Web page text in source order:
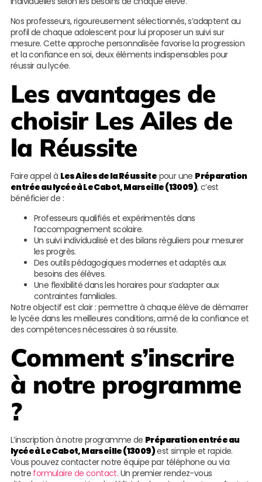
Nos professeurs, rigoureusement sélectionnés, s’adaptent au
profil de chaque adolescent pour lui proposer un suivi sur
mesure. Cette approche personnalisée favorise la progression
et la confiance en soi, deux éléments indispensables pour
réussir au lycée.
Les avantages de
choisir Les Ailes de
la Réussite
Faire appel à Les Ailes de la Réussite pour une Préparation
entrée au lycée à Le Cabot, Marseille (13009), c’est
bénéficier de :
Professeurs qualifiés et expérimentés dans
l’accompagnement scolaire.
Un suivi individualisé et des bilans réguliers pour mesurer
les progrès.
Des outils pédagogiques modernes et adaptés aux
besoins des élèves.
Une flexibilité dans les horaires pour s’adapter aux
contraintes familiales.
Notre objectif est clair : permettre à chaque élève de démarrer
le lycée dans les meilleures conditions, armé de la confiance et
des compétences nécessaires à sa réussite.
Comment s’inscrire
à notre programme
?
L’inscription à notre programme de Préparation entrée au
lycée à Le Cabot, Marseille (13009)est simple et rapide.
Vous pouvez contacter notre équipe par téléphone ou via
notre formulaire de contact. Un premier rendez-vous